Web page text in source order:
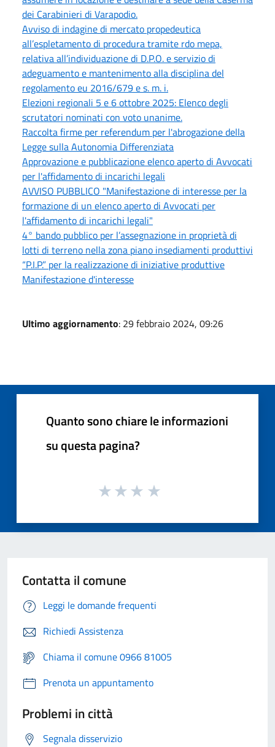
dei Carabinieri di Varapodio.
Avviso di indagine di mercato propedeutica
all’espletamento di procedura tramite rdo mepa,
relativa all’individuazione di D.P.O. e servizio di
adeguamento e mantenimento alla disciplina del
regolamento eu 2016/679 e s. m. i.
Elezioni regionali 5 e 6 ottobre 2025: Elenco degli
scrutatori nominati con voto unanime.
Raccolta firme per referendum per l'abrogazione della
Legge sulla Autonomia Differenziata
Approvazione e pubblicazione elenco aperto di Avvocati
per l'affidamento di incarichi legali
AVVISO PUBBLICO "Manifestazione di interesse per la
formazione di un elenco aperto di Avvocati per
l'affidamento di incarichi legali"
4° bando pubblico per l’assegnazione in proprietà di
lotti di terreno nella zona piano insediamenti produttivi
“P.I.P.” per la realizzazione di iniziative produttive
Manifestazione d'interesse
Ultimo aggiornamento: 29 febbraio 2024, 09:26
Quanto sono chiare le informazioni
su questa pagina?
Contatta il comune
Leggi le domande frequenti
Richiedi Assistenza
Chiama il comune 0966 81005
Prenota un appuntamento
Problemi in città
Segnala disservizio